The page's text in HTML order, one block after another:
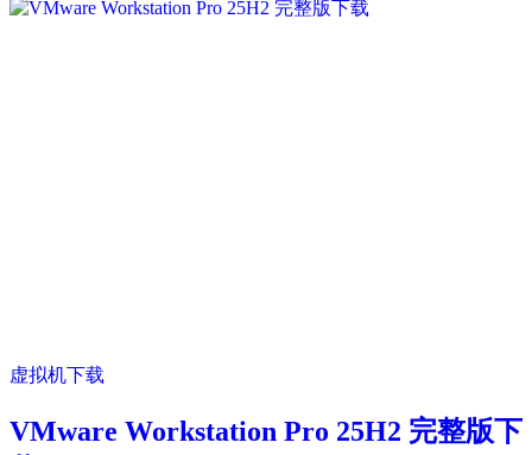
虚拟机下载
VMware Workstation Pro 25H2 完整版下